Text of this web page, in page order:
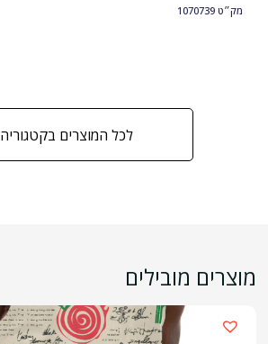
מק״ט1070739
לכל המוצרים בקטגוריה
מוצרים מובילים